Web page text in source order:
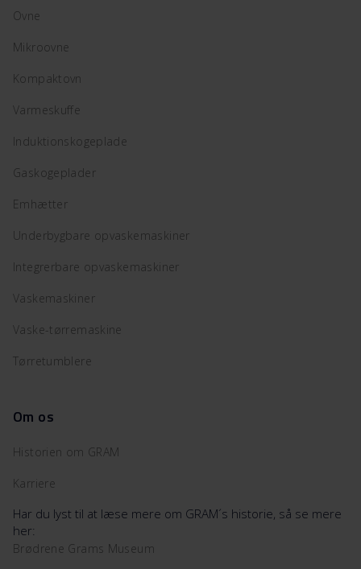
Ovne
Mikroovne
Kompaktovn
Varmeskuffe
Induktionskogeplade
Gaskogeplader
Emhætter
Underbygbare opvaskemaskiner
Integrerbare opvaskemaskiner
Vaskemaskiner
Vaske-tørremaskine
Tørretumblere
Om os
Historien om GRAM
Karriere
Har du lyst til at læse mere om GRAM´s historie, så se mere
her:
Brødrene Grams Museum